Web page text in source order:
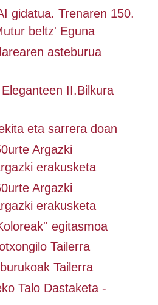
gidatua. Trenaren 150.
beltz' Eguna
asteburua
II.Bilkura
eta sarrera doan
Argazki
erakusketa
Argazki
erakusketa
egitasmoa
Tailerra
Tailerra
Talo Dastaketa -